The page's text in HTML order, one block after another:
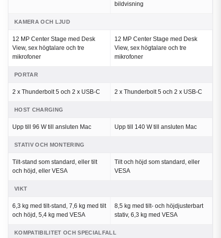
bildvisning
KAMERA OCH LJUD
12 MP Center Stage med Desk
View, sex högtalare och tre
mikrofoner
12 MP Center Stage med Desk
View, sex högtalare och tre
mikrofoner
PORTAR
2 x Thunderbolt 5 och 2 x USB-C 2 x Thunderbolt 5 och 2 x USB-C
HOST CHARGING
Upp till 96 W till ansluten Mac Upp till 140 W till ansluten Mac
STATIV OCH MONTERING
Tilt-stand som standard, eller tilt
och höjd, eller VESA
Tilt och höjd som standard, eller
VESA
VIKT
6,3 kg med tilt-stand, 7,6 kg med tilt
och höjd, 5,4 kg med VESA
8,5 kg med tilt- och höjdjusterbart
stativ, 6,3 kg med VESA
KOMPATIBILITET OCH SPECIALFALL